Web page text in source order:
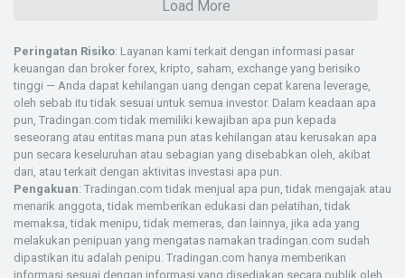
Load More
Peringatan Risiko: Layanan kami terkait dengan informasi pasar
keuangan dan broker forex, kripto, saham, exchange yang berisiko
tinggi — Anda dapat kehilangan uang dengan cepat karena leverage,
oleh sebab itu tidak sesuai untuk semua investor. Dalam keadaan apa
pun, Tradingan.com tidak memiliki kewajiban apa pun kepada
seseorang atau entitas mana pun atas kehilangan atau kerusakan apa
pun secara keseluruhan atau sebagian yang disebabkan oleh, akibat
dari, atau terkait dengan aktivitas investasi apa pun.
Pengakuan: Tradingan.com tidak menjual apa pun, tidak mengajak atau
menarik anggota, tidak memberikan edukasi dan pelatihan, tidak
memaksa, tidak menipu, tidak memeras, dan lainnya, jika ada yang
melakukan penipuan yang mengatas namakan tradingan.com sudah
dipastikan itu adalah penipu. Tradingan.com hanya memberikan
informasi sesuai dengan informasi yang disediakan secara publik oleh